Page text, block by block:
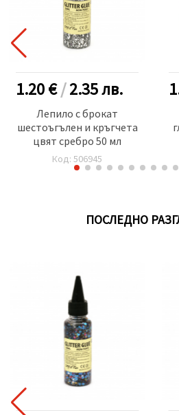
1.20 €/2.35лв.
Лепило с брокат
шестоъгълен и кръгчета
цвят сребро 50 мл
Код: 506945
ПОСЛЕДНО